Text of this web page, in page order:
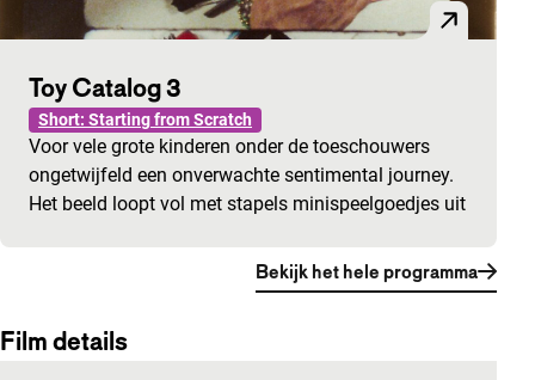
Toy Catalog 3
Short: Starting from Scratch
Voor vele grote kinderen onder de toeschouwers
ongetwijfeld een onverwachte sentimental journey.
Het beeld loopt vol met stapels minispeelgoedjes uit
Bekijk het hele programma
Film details